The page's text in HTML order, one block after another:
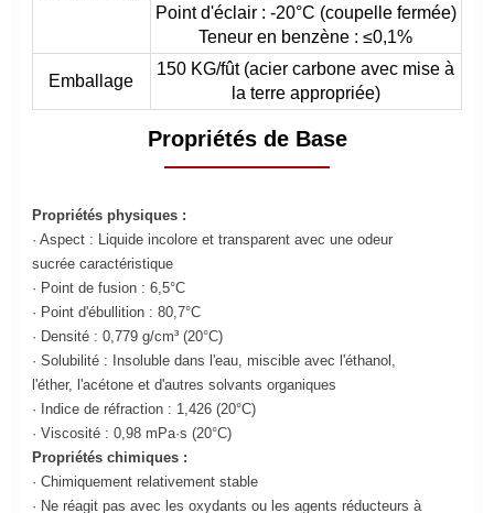
Point d'éclair : -20°C (coupelle fermée)
Teneur en benzène : ≤0,1%
Emballage
150 KG/fût (acier carbone avec mise à
la terre appropriée)
Propriétés de Base
Propriétés physiques :
· Aspect : Liquide incolore et transparent avec une odeur
sucrée caractéristique
· Point de fusion : 6,5°C
· Point d'ébullition : 80,7°C
· Densité : 0,779 g/cm³ (20°C)
· Solubilité : Insoluble dans l'eau, miscible avec l'éthanol,
l'éther, l'acétone et d'autres solvants organiques
· Indice de réfraction : 1,426 (20°C)
· Viscosité : 0,98 mPa·s (20°C)
Propriétés chimiques :
· Chimiquement relativement stable
· Ne réagit pas avec les oxydants ou les agents réducteurs à